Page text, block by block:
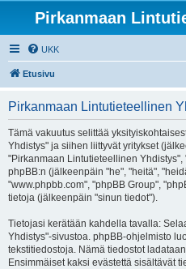
Pirkanmaan
UKK
Etusivu
Pirkanmaan Lintutieteellinen
Tämä vakuutus selittää
Yhdistys" ja siihen liittyvät yritykset
"Pirkanmaan Lintutieteellinen
phpBB:n (jälkeenpäin "he", "heitä",
"www.phpbb.com", "phpBB Group",
tietoja (jälkeenpäin "sinun tiedot").
Tietojasi kerätään kahdella tavalla:
Yhdistys"-sivustoa. phpBB-ohjelmisto
tekstitiedostoja. Nämä tiedostot
Ensimmäiset kaksi evästettä sisältävät